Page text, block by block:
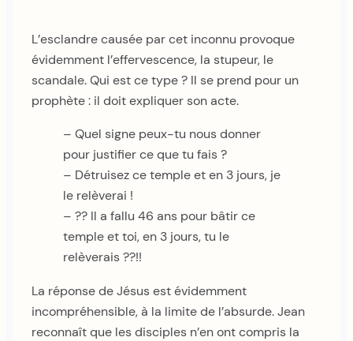
L’esclandre causée par cet inconnu provoque
évidemment l’effervescence, la stupeur, le
scandale. Qui est ce type ? Il se prend pour un
prophète : il doit expliquer son acte.
– Quel signe peux-tu nous donner
pour justifier ce que tu fais ?
– Détruisez ce temple et en 3 jours, je
le relèverai !
– ?? Il a fallu 46 ans pour bâtir ce
temple et toi, en 3 jours, tu le
relèverais ??!!
La réponse de Jésus est évidemment
incompréhensible, à la limite de l’absurde. Jean
reconnaît que les disciples n’en ont compris la